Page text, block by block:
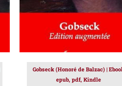
Gobseck (Honoré de Balzac) |
epub, pdf, Kindle